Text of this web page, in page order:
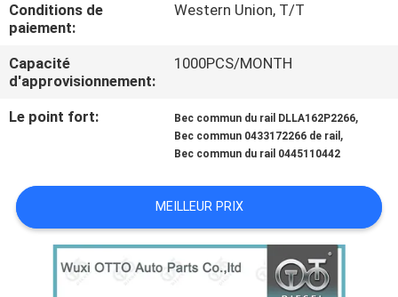
CONTRÔLE
QUALITÉ
CONTACTEZ-
NOUVELLES
AFFAIRES
Conditions de
paiement:
Western Union, T/T
Capacité
d'approvisionnement:
1000PCS/MONTH
Le point fort: Bec commun du rail DLLA162P2266,
Bec commun 0433172266 de rail ,
Bec commun du rail 0445110442
MEILLEUR PRIX